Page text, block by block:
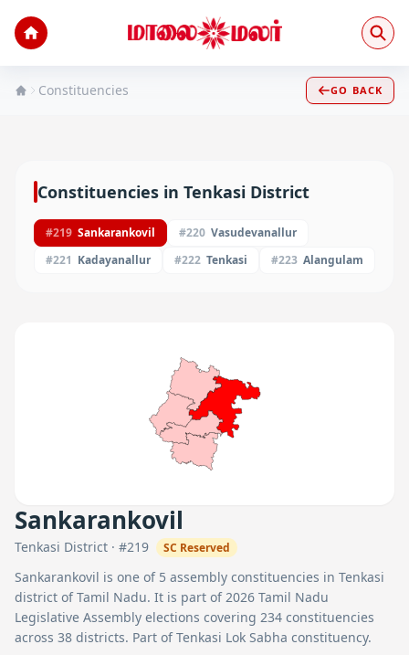
Constituencies GO BACK
Constituencies in Tenkasi District
#219 Sankarankovil #220 Vasudevanallur
#221 Kadayanallur #222 Tenkasi #223 Alangulam
Sankarankovil
Tenkasi District · #219 SC Reserved
Sankarankovil is one of 5 assembly constituencies in Tenkasi
district of Tamil Nadu. It is part of 2026 Tamil Nadu
Legislative Assembly elections covering 234 constituencies
across 38 districts. Part of Tenkasi Lok Sabha constituency.